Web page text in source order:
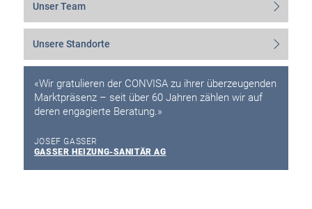
Unser Team
Unsere Standorte
«Wir gratulieren der CONVISA zu ihrer überzeugenden
Marktpräsenz – seit über 60 Jahren zählen wir auf
deren engagierte Beratung.»
JOSEF GASSER
GASSER HEIZUNG-SANITÄR AG